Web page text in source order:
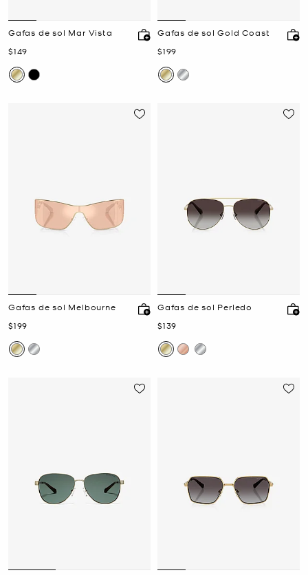
Gafas de sol Mar Vista
Ahora
$149
Gafas de sol Gold Coast
Ahora
$199
Gafas de sol Melbourne
Ahora
$199
Gafas de sol Perledo
Ahora
$139